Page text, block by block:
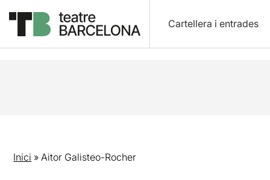
Cartellera i entrades
Inici »Aitor Galisteo-Rocher